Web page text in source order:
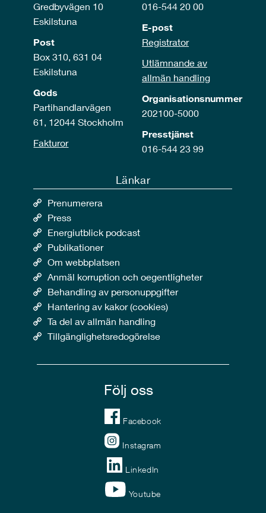
Gredbyvägen 10
Eskilstuna
Post
Box 310, 631 04
Eskilstuna
Gods
Partihandlarvägen
61, 12044 Stockholm
Fakturor
016-544 20 00
E-post
Registrator
Utlämnande av
allmän handling
Organisationsnummer
202100-5000
Presstjänst
016-544 23 99
Länkar
Prenumerera
Press
Energiutblick podcast
Publikationer
Om webbplatsen
Anmäl korruption och oegentligheter
Behandling av personuppgifter
Hantering av kakor (cookies)
Ta del av allmän handling
Tillgänglighetsredogörelse
Följ oss
Facebook
Instagram
LinkedIn
Youtube